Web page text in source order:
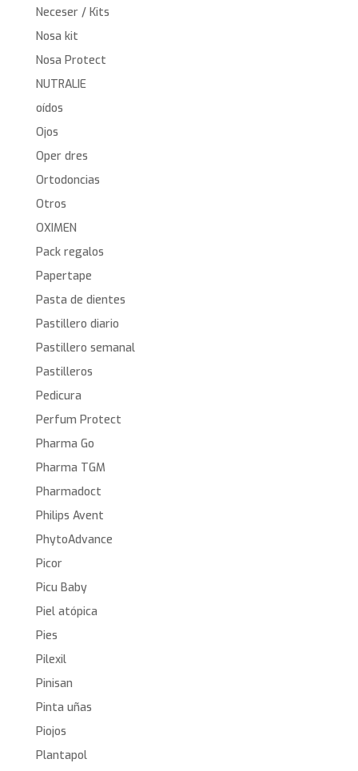
Neceser / Kits
Nosa kit
Nosa Protect
NUTRALIE
oídos
Ojos
Oper dres
Ortodoncias
Otros
OXIMEN
Pack regalos
Papertape
Pasta de dientes
Pastillero diario
Pastillero semanal
Pastilleros
Pedicura
Perfum Protect
Pharma Go
Pharma TGM
Pharmadoct
Philips Avent
PhytoAdvance
Picor
Picu Baby
Piel atópica
Pies
Pilexil
Pinisan
Pinta uñas
Piojos
Plantapol